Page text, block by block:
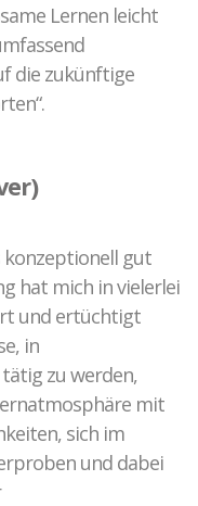
Lernen leicht
die zukünftige
konzeptionell gut
hat mich in vielerlei
und ertüchtigt
in
zu werden,
mit
sich im
und dabei